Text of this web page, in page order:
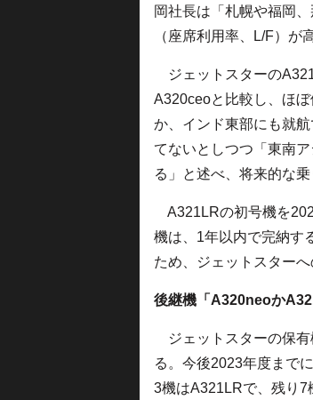
岡社長は「札幌や福岡
（座席利用率、L/F）が
ジェットスターの
A320ceoと比較し、ほ
か、インド東部にも就
てないとしつつ「東南
る」と述べ、将来的な
A321LRの初号機を
機は、1年以内で完納す
ため、ジェットスター
後継機「A320neoか
ジェットスターの保有
る。今後2023年度まで
3機はA321LRで、残り7